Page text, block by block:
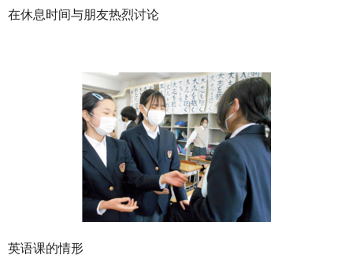
在休息时间与朋友热烈讨论
英语课的情形